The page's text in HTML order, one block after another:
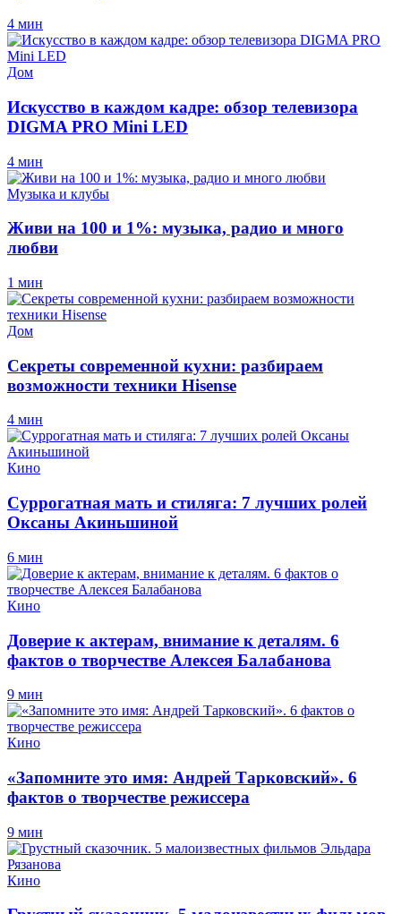
4 мин
Дом
Искусство в каждом кадре: обзор телевизора
DIGMA PRO Mini LED
4 мин
Музыка и клубы
Живи на 100 и 1%: музыка, радио и много
любви
1 мин
Дом
Секреты современной кухни: разбираем
возможности техники Hisense
4 мин
Кино
Суррогатная мать и стиляга: 7 лучших ролей
Оксаны Акиньшиной
6 мин
Кино
Доверие к актерам, внимание к деталям. 6
фактов о творчестве Алексея Балабанова
9 мин
Кино
«Запомните это имя: Андрей Тарковский». 6
фактов о творчестве режиссера
9 мин
Кино